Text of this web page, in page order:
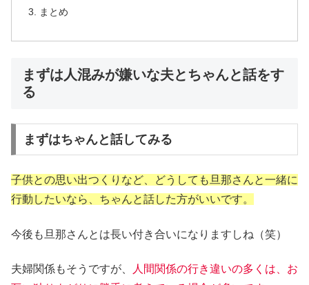
まとめ
まずは人混みが嫌いな夫とちゃんと話をす
る
まずはちゃんと話してみる
子供との思い出つくりなど、どうしても旦那さんと一緒に
行動したいなら、ちゃんと話した方がいいです。
今後も旦那さんとは長い付き合いになりますしね（笑）
夫婦関係もそうですが、
人間関係の行き違いの多くは、お